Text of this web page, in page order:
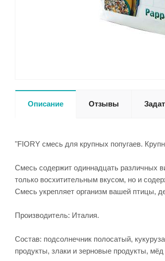
Описание Отзывы
"FIORY смесь для крупных попугаев.
Смесь содержит одиннадцать различных
только восхитительным вкусом, но и
Смесь укрепляет организм вашей птицы,
Производитель: Италия.
Состав: подсолнечник полосатый,
продукты, злаки и зерновые продукты,